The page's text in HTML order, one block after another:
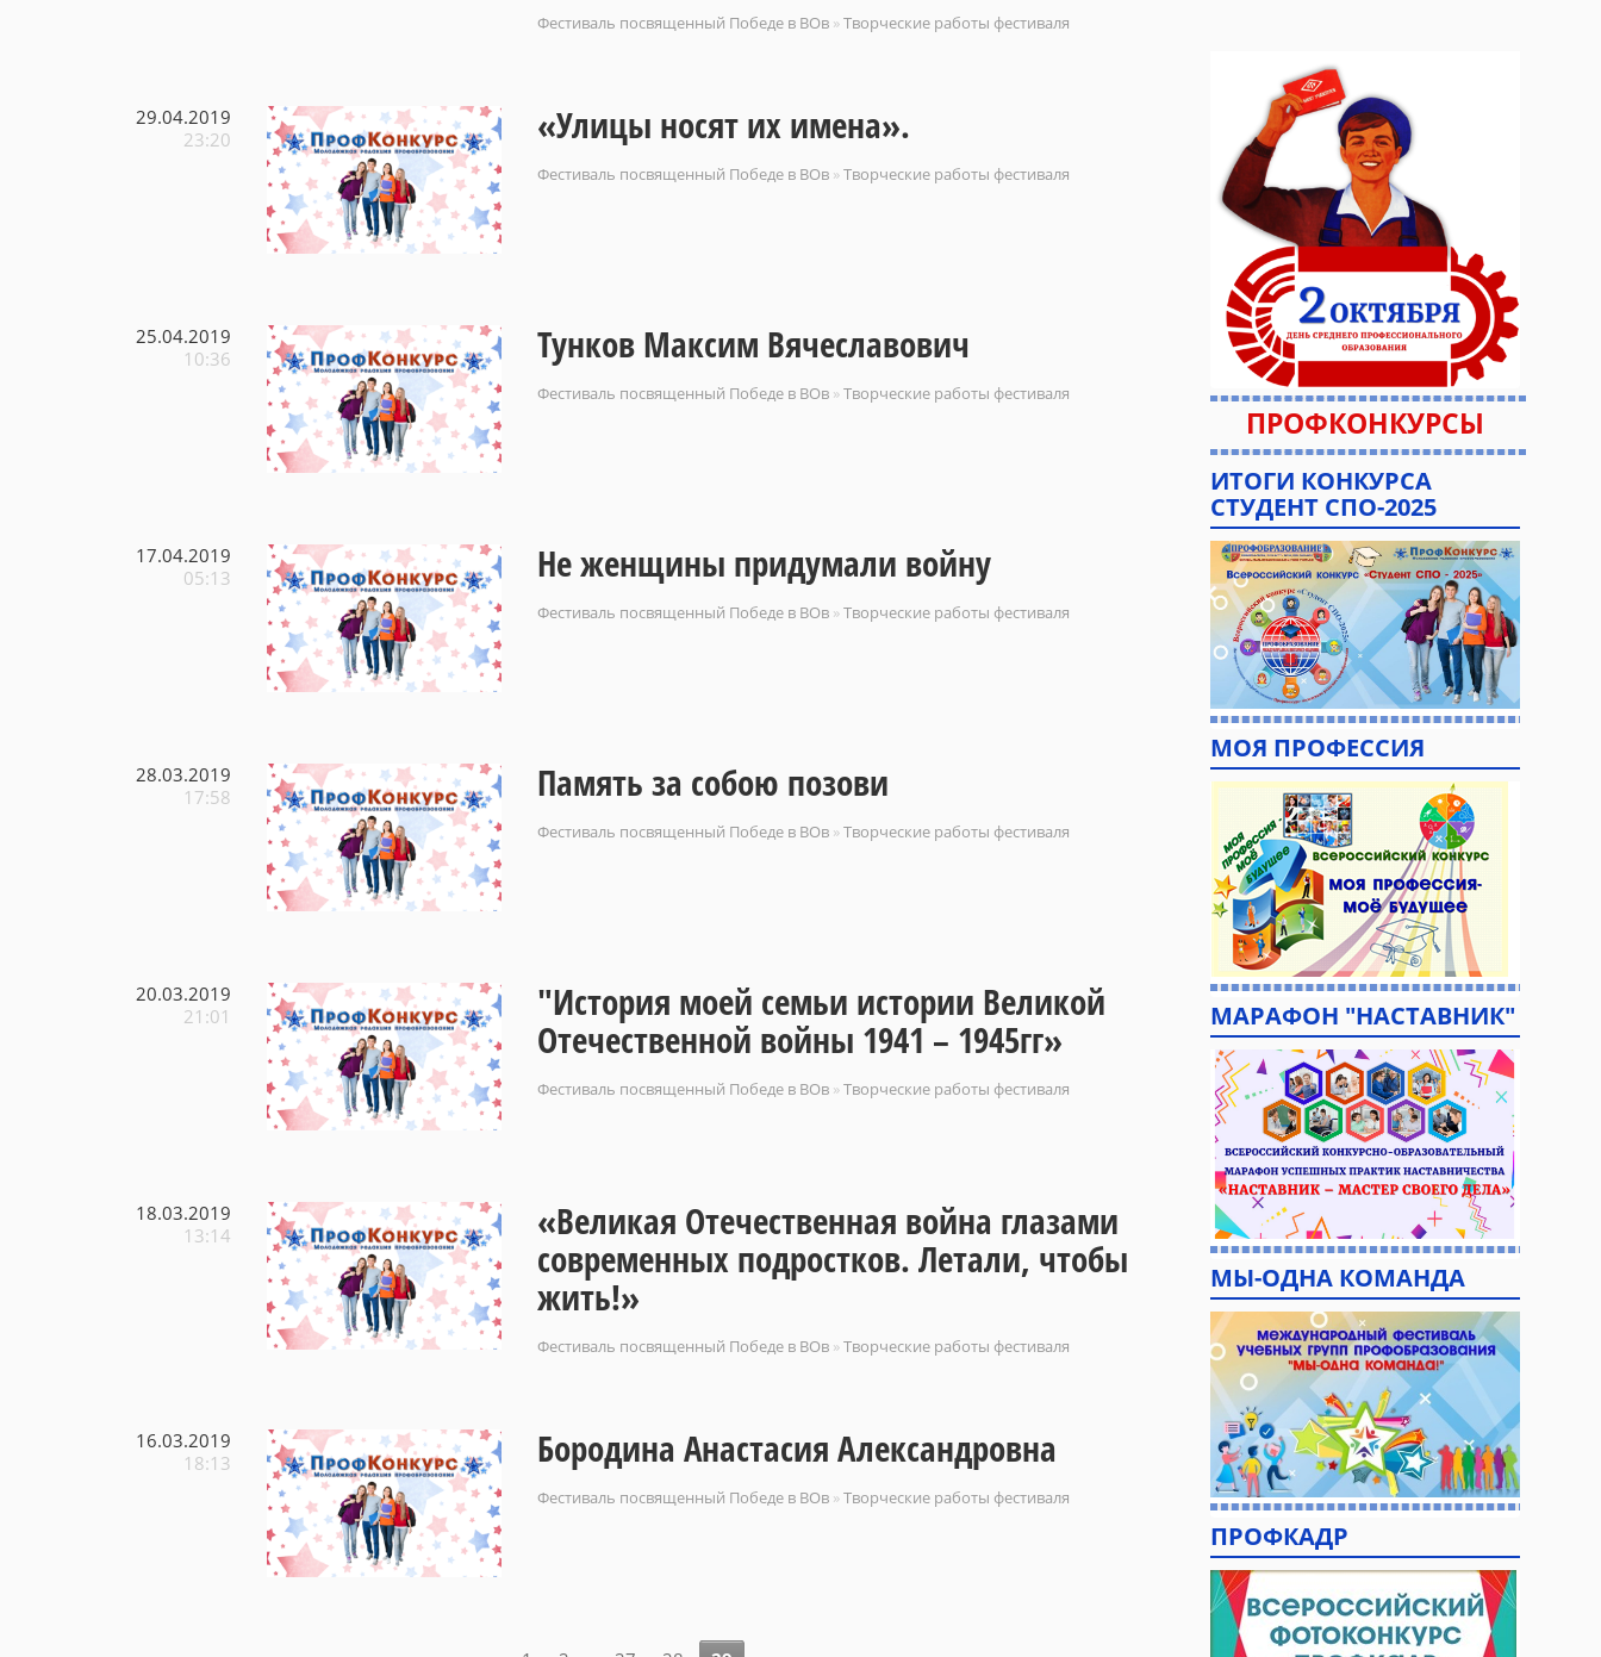
Фестиваль посвященный Победе в ВОв »Творческие работы фестиваля
29.04.2019
23:20
«Улицы носят их имена».
Фестиваль посвященный Победе в ВОв »Творческие работы фестиваля
25.04.2019
10:36
Тунков Максим Вячеславович
Фестиваль посвященный Победе в ВОв »Творческие работы фестиваля
17.04.2019
05:13
Не женщины придумали войну
Фестиваль посвященный Победе в ВОв »Творческие работы фестиваля
28.03.2019
17:58
Память за собою позови
Фестиваль посвященный Победе в ВОв »Творческие работы фестиваля
20.03.2019
21:01
"История моей семьи истории Великой
Отечественной войны 1941 – 1945гг»
Фестиваль посвященный Победе в ВОв »Творческие работы фестиваля
18.03.2019
13:14
«Великая Отечественная война глазами
современных подростков. Летали, чтобы
жить!»
Фестиваль посвященный Победе в ВОв »Творческие работы фестиваля
16.03.2019
18:13
Бородина Анастасия Александровна
Фестиваль посвященный Победе в ВОв »Творческие работы фестиваля
ПРОФКОНКУРСЫ
ИТОГИ КОНКУРСА
СТУДЕНТ СПО-2025
МОЯ ПРОФЕССИЯ
МАРАФОН "НАСТАВНИК"
МЫ-ОДНА КОМАНДА
ПРОФКАДР